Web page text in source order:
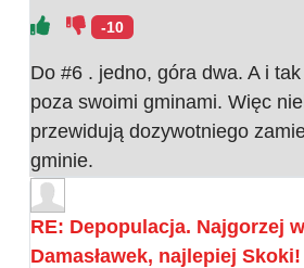
-10
Do #6 . jedno, góra dwa. A i
poza swoimi gminami. Więc
przewidują dozywotniego
gminie.
RE: Depopulacja. Najgorzej
Damasławek, najlepiej Skoki!